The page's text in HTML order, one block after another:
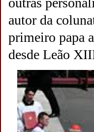
autor da
primeiro papa
desde Leão